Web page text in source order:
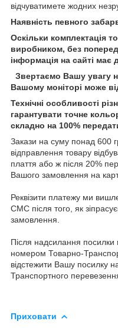
відчуватимете жодних
Наявність певного
Оскільки комплектація
виробником, без
інформація на сайті має
Звертаємо Вашу увагу
Вашому моніторі може
Технічні особливості
гарантувати точне
складно на 100%
Закази на суму понад 600
відправлення товару
плаття або ж після 20%
Вашого замовлення на
Реквізити платежу ми
СМС після того, як
замовлення.
Після надсилання
номером Товарно-
відстежити Вашу посилку
Транспортного
Приховати